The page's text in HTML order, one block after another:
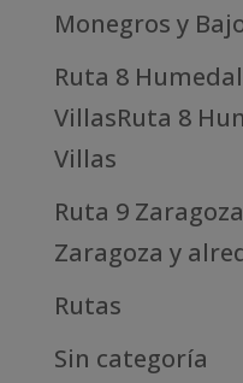
Monegros y
Ruta 8
VillasRuta 8
Villas
Ruta 9
Zaragoza y
Rutas
Sin categoría